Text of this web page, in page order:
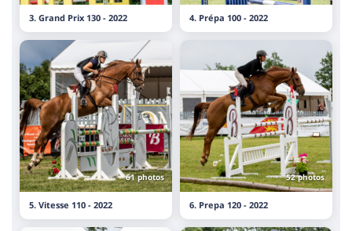
3. Grand Prix 130 - 2022 4. Prépa 100 - 2022
61 photos
5. Vitesse 110 - 2022
52 photos
6. Prepa 120 - 2022